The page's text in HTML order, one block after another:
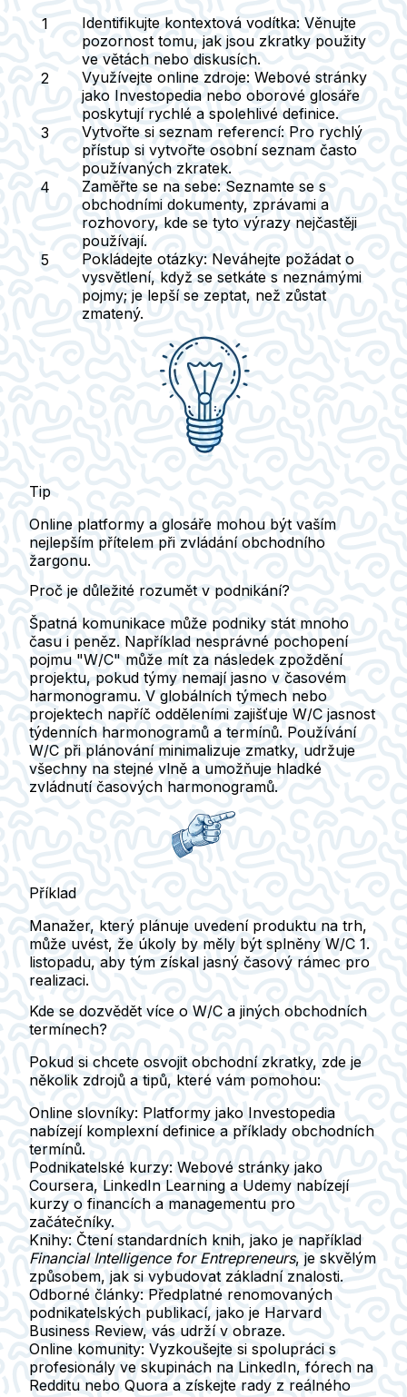
Identifikujte kontextová vodítka: Věnujte
pozornost tomu, jak jsou zkratky použity
ve větách nebo diskusích.
Využívejte online zdroje: Webové stránky
jako Investopedia nebo oborové glosáře
poskytují rychlé a spolehlivé definice.
Vytvořte si seznam referencí: Pro rychlý
přístup si vytvořte osobní seznam často
používaných zkratek.
Zaměřte se na sebe: Seznamte se s
obchodními dokumenty, zprávami a
rozhovory, kde se tyto výrazy nejčastěji
používají.
Pokládejte otázky: Neváhejte požádat o
vysvětlení, když se setkáte s neznámými
pojmy; je lepší se zeptat, než zůstat
zmatený.
Tip
Online platformy a glosáře mohou být vaším
nejlepším přítelem při zvládání obchodního
žargonu.
Proč je důležité rozumět v podnikání?
Špatná komunikace může podniky stát mnoho
času i peněz. Například nesprávné pochopení
pojmu "W/C" může mít za následek zpoždění
projektu, pokud týmy nemají jasno v časovém
harmonogramu. V globálních týmech nebo
projektech napříč odděleními zajišťuje W/C jasnost
týdenních harmonogramů a termínů. Používání
W/C při plánování minimalizuje zmatky, udržuje
všechny na stejné vlně a umožňuje hladké
zvládnutí časových harmonogramů.
Příklad
Manažer, který plánuje uvedení produktu na trh,
může uvést, že úkoly by měly být splněny W/C 1.
listopadu, aby tým získal jasný časový rámec pro
realizaci.
Kde se dozvědět více o W/C a jiných obchodních
termínech?
Pokud si chcete osvojit obchodní zkratky, zde je
několik zdrojů a tipů, které vám pomohou:
Online slovníky: Platformy jako Investopedia
nabízejí komplexní definice a příklady obchodních
termínů.
Podnikatelské kurzy: Webové stránky jako
Coursera, LinkedIn Learning a Udemy nabízejí
kurzy o financích a managementu pro
začátečníky.
Knihy: Čtení standardních knih, jako je například
Financial Intelligence for Entrepreneurs, je skvělým
způsobem, jak si vybudovat základní znalosti.
Odborné články: Předplatné renomovaných
podnikatelských publikací, jako je Harvard
Business Review, vás udrží v obraze.
Online komunity: Vyzkoušejte si spolupráci s
profesionály ve skupinách na LinkedIn, fórech na
Redditu nebo Quora a získejte rady z reálného